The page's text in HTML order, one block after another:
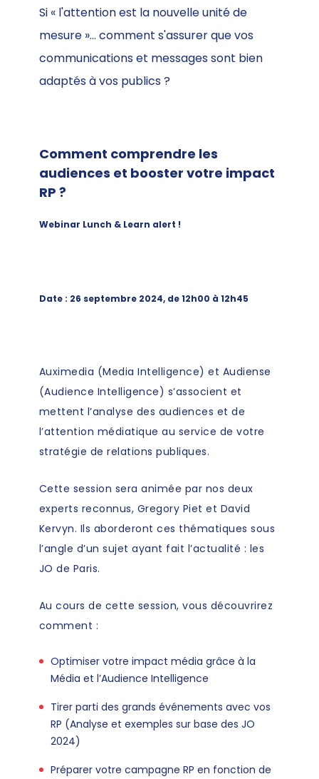
Si « l'attention est la nouvelle unité de
mesure »... comment s'assurer que vos
communications et messages sont bien
adaptés à vos publics ?
Comment comprendre les
audiences et booster votre impact
RP ?
Webinar Lunch & Learn alert !
Date : 26 septembre 2024, de 12h00 à 12h45​
Auximedia (Media Intelligence) et Audiense
(Audience Intelligence) s’associent et
mettent l’analyse des audiences et de
l’attention médiatique au service de votre
stratégie de relations publiques.
Cette session sera animée par nos deux
experts reconnus, Gregory Piet et David
Kervyn. Ils aborderont ces thématiques sous
l’angle d’un sujet ayant fait l’actualité : les
JO de Paris.
Au cours de cette session, vous découvrirez
comment :
Optimiser votre impact média grâce à la
Média et l’Audience Intelligence
Tirer parti des grands événements avec vos
RP (Analyse et exemples sur base des JO
2024)
Préparer votre campagne RP en fonction de